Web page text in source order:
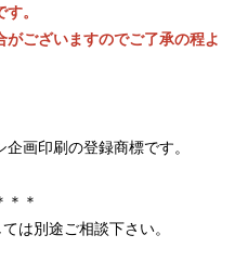
。
ございますのでご了承の程よ
画印刷の登録商標です。
＊
は別途ご相談下さい。